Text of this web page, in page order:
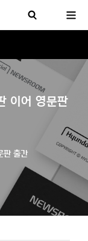
이어 영문판
판 출간
한 수준 준비 마쳐